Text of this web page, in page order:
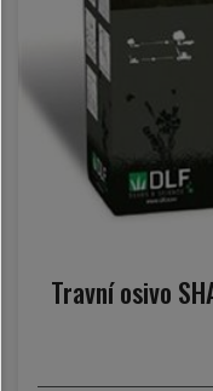
Travní osivo